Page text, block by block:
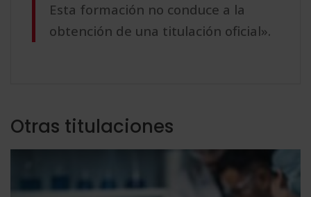
Esta formación no conduce a la
obtención de una titulación oficial».
Otras titulaciones